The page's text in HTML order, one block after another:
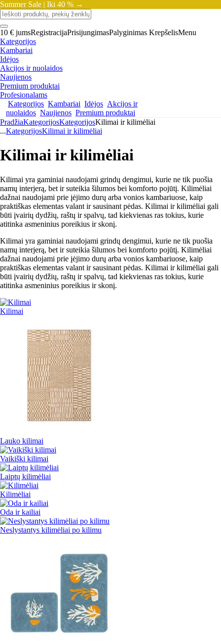
Summer Sale | Iki 40 % →
10 € jumsRegistracijaPrisijungimasPalyginimas KrepšelisMenu
Kategorijos
Kambariai
Idėjos
Akcijos ir nuolaidos
Naujienos
Premium produktai
Profesionalams
Kategorijos Kambariai Idėjos Akcijos ir
nuolaidos Naujienos Premium produktai
PradžiaKategorijosKategorijosKilimai ir kilimėliai
...KategorijosKilimai ir kilimėliai
Kilimai ir kilimėliai
Kilimai yra gaminiai naudojami grindų dengimui, kurie ne tik puošia
namų interjerą, bet ir suteikia šilumos bei komforto pojūtį. Kilimėliai
dažnai naudojami prie įėjimo durų arba vonios kambariuose, kaip
praktiškas elementas valant ir sausinant pėdas. Kilimai ir kilimėliai gali
būti įvairių dydžių, raštų ir spalvų, tad kiekvienas ras tokius, kurie
atitinka asmeninius poreikius ir skonį.
Kilimai yra gaminiai naudojami grindų dengimui, kurie ne tik puošia
namų interjerą, bet ir suteikia šilumos bei komforto pojūtį. Kilimėliai
dažnai naudojami prie įėjimo durų arba vonios kambariuose, kaip
praktiškas elementas valant ir sausinant pėdas. Kilimai ir kilimėliai gali
būti įvairių dydžių, raštų ir spalvų, tad kiekvienas ras tokius, kurie
atitinka asmeninius poreikius ir skonį.
Kilimai
Lauko kilimai
Vaikiški kilimai
Laiptų kilimėliai
Kilimėliai
Oda ir kailiai
Neslystantys kilimėliai po kilimu